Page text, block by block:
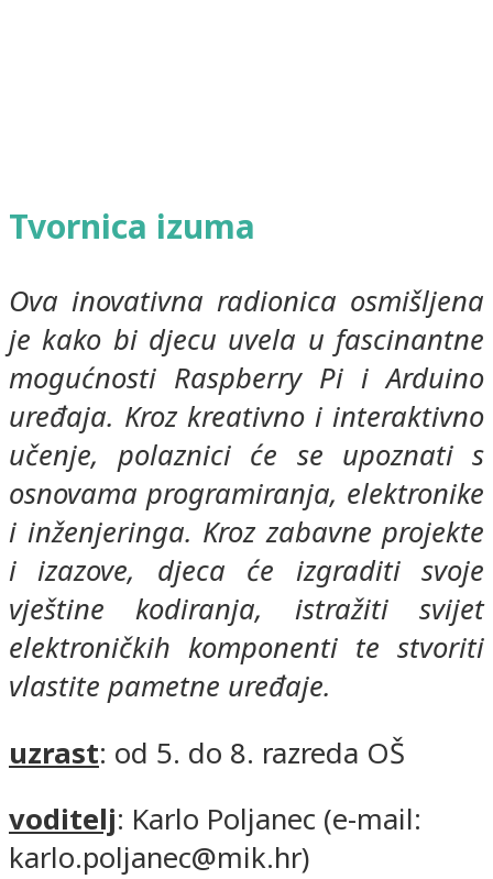
Tvornica izuma
Ova inovativna radionica osmišljena
je kako bi djecu uvela u fascinantne
mogućnosti Raspberry Pi i Arduino
uređaja. Kroz kreativno i interaktivno
učenje, polaznici će se upoznati s
osnovama programiranja, elektronike
i inženjeringa. Kroz zabavne projekte
i izazove, djeca će izgraditi svoje
vještine kodiranja, istražiti svijet
elektroničkih komponenti te stvoriti
vlastite pametne uređaje.
uzrast: od 5. do 8. razreda OŠ
voditelj: Karlo Poljanec (e-mail:
karlo.poljanec@mik.hr)